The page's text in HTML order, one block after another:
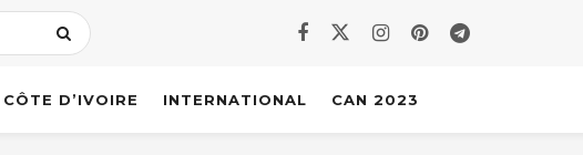
CÔTE D’IVOIRE INTERNATIONAL CAN 2023